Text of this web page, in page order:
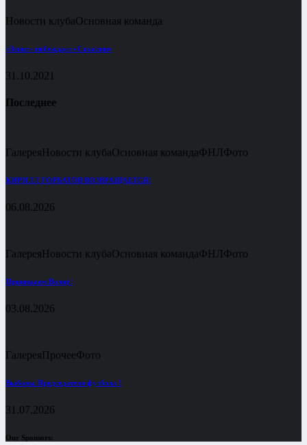
Новости клубаОсновная команда
«Зенит» побеждает «Сахалин»
31.10.2021
Последнее
ГалереяНовости клубаОсновная командаФНЛФото
КИРИЛЛ ГОРБАТОВ ВОЗВРАЩАЕТСЯ!
06.08.2026
ГалереяНовости клубаОсновная командаФНЛФото
Принимаем Волну!
03.08.2026
ГалереяПрочееФото
Выборы Председателя футбола !
31.07.2026
Our Sponsors: